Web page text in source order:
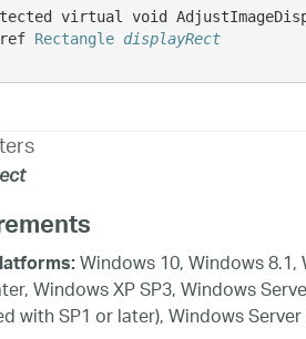
virtual void
Rectangle displayRect
Windows 10, Windows
Windows XP SP3, Windows
with SP1 or later), Windows Server